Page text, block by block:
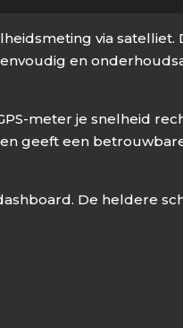
via satelliet.
en
meter je snelheid
geeft een
De heldere